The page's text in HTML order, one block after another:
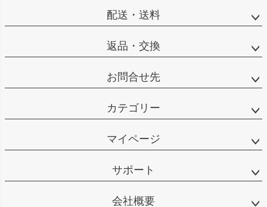
配送・送料
返品・交換
お問合せ先
カテゴリー
マイページ
サポート
会社概要